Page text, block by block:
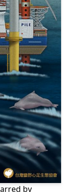
by